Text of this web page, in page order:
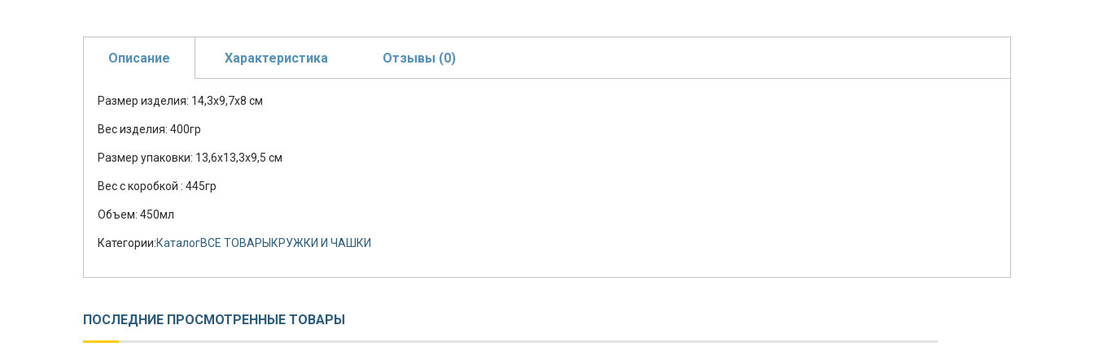
Описание Характеристика Отзывы (0)
Размер изделия: 14,3х9,7х8 см
Вес изделия: 400гр
Размер упаковки: 13,6х13,3х9,5 см
Вес с коробкой : 445гр
Объем: 450мл
Категории:КаталогВСЕ ТОВАРЫКРУЖКИ И ЧАШКИ
ПОСЛЕДНИЕ ПРОСМОТРЕННЫЕ ТОВАРЫ